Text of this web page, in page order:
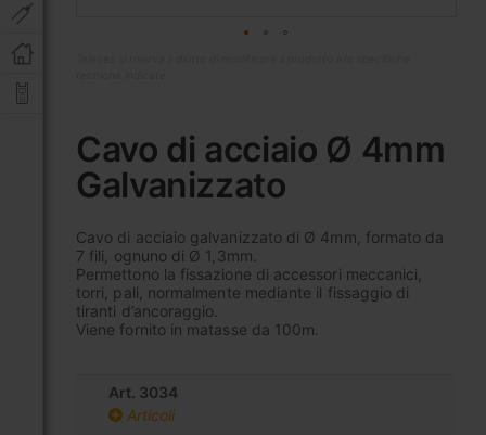
Cavo di acciaio Ø 4mm
Galvanizzato
Cavo di acciaio galvanizzato di Ø 4mm, formato da
7 fili, ognuno di Ø 1,3mm.
Permettono la fissazione di accessori meccanici,
torri, pali, normalmente mediante il fissaggio di
tiranti d’ancoraggio.
Viene fornito in matasse da 100m.
Art. 3034
Articoli
della
galleria
di